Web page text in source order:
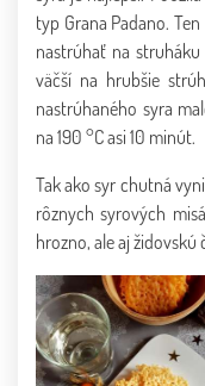
typ Grana Padano.
nastrúhať na
väčší na hrubšie
nastrúhaného syra
na 190 °C asi 10 minút.
Tak ako syr chutná
rôznych syrových
hrozno, ale aj židovskú